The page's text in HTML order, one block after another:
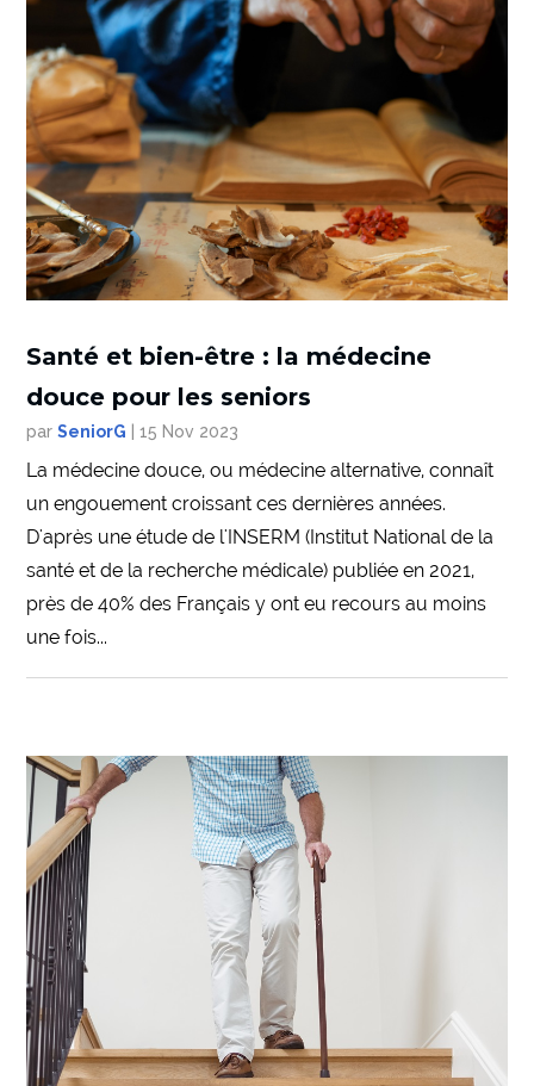
Santé et bien-être : la médecine
douce pour les seniors
parSeniorG |15 Nov 2023
La médecine douce, ou médecine alternative, connaît
un engouement croissant ces dernières années.
D'après une étude de l'INSERM (Institut National de la
santé et de la recherche médicale) publiée en 2021,
près de 40% des Français y ont eu recours au moins
une fois...